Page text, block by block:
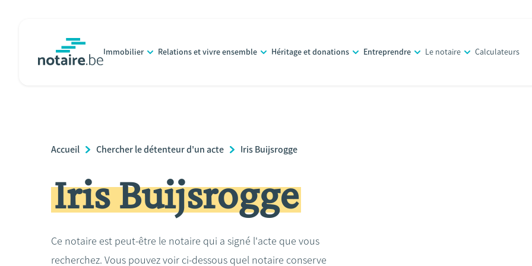
principal
Immobilier Relations et vivre ensemble Héritage et donations Entreprendre Le notaire Calculateurs
Breadcrumb
Accueil Chercher le détenteur d'un acte Iris Buijsrogge
Iris Buijsrogge
Ce notaire est peut-être le notaire qui a signé l'acte que vous
recherchez. Vous pouvez voir ci-dessous quel notaire conserve